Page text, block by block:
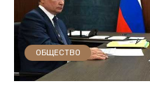
ОБЩЕСТВО